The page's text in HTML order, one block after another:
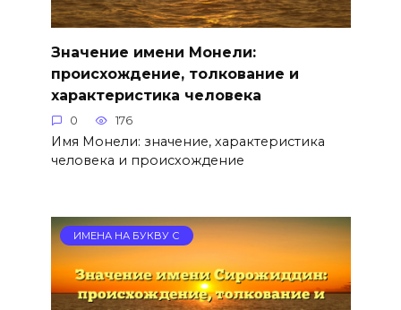
Значение имени Монели:
происхождение, толкование и
характеристика человека
0 176
Имя Монели: значение, характеристика
человека и происхождение
ИМЕНА НА БУКВУ С